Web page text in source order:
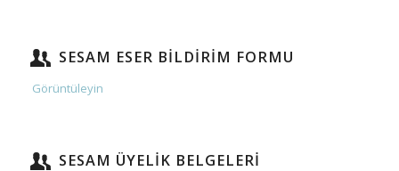
SESAM ESER BİLDİRİM FORMU
Görüntüleyin
SESAM ÜYELİK BELGELERİ